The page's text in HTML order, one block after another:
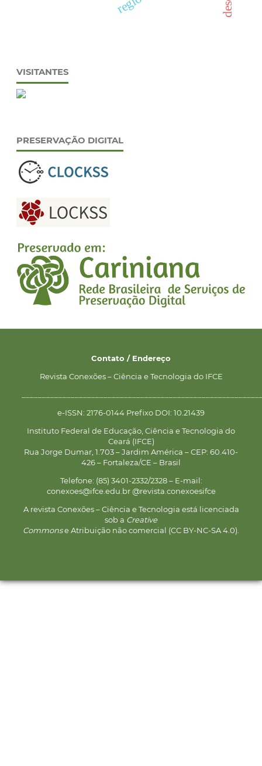
VISITANTES
PRESERVAÇÃO DIGITAL
Contato / Endereço
Revista Conexões – Ciência e Tecnologia do IFCE
e-ISSN: 2176-0144 Prefixo DOI: 10.21439
Instituto Federal de Educação, Ciência e Tecnologia do
Ceará (IFCE)
Rua Jorge Dumar, 1.703 – Jardim América – CEP: 60.410-
426 – Fortaleza/CE – Brasil
Telefone: (85) 3401-2332/2328 – E-mail:
conexoes@ifce.edu.br @revista.conexoesifce
A revista Conexões – Ciência e Tecnologia está licenciada
sob a Creative
Commonse Atribuição não comercial (CC BY-NC-SA 4.0).